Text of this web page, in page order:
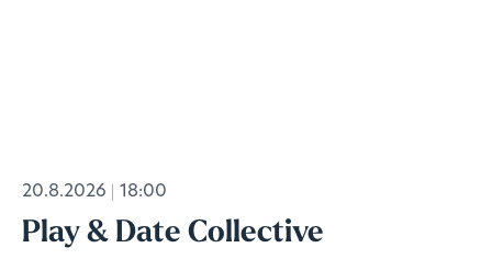
20.8.2026 18:00
Play & Date Collective